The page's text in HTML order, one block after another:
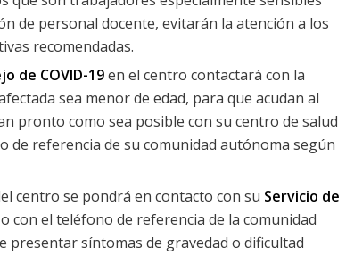
de personal docente, evitarán la atención a los
recomendadas.
de COVID-19en el centro contactará con la
sea menor de edad, para que acudan al
pronto como sea posible con su centro de salud
referencia de su comunidad autónoma según
centro se pondrá en contacto con su Servicio de
con el teléfono de referencia de la comunidad
presentar síntomas de gravedad o dificultad